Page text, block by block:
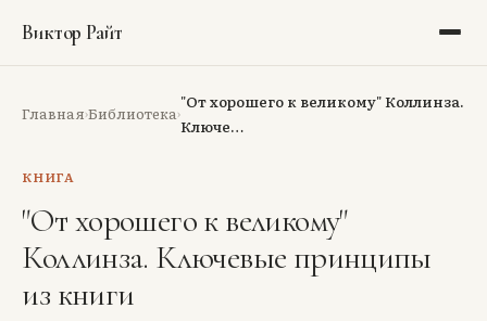
Виктор Райт
Портфолио
Обо мне
Главная›Библиотека›
"От хорошего к великому" Коллинза.
Ключе…
КНИГА
"От хорошего к великому"
Коллинза. Ключевые принципы
из книги